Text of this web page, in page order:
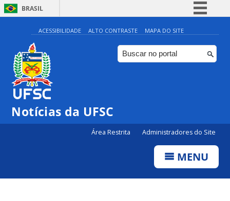
BRASIL
Simplifique!
Comunica BR
Participe
ACESSIBILIDADE ALTO CONTRASTE MAPA DO SITE
Notícias da UFSC
Área Restrita Administradores do Site
MENU